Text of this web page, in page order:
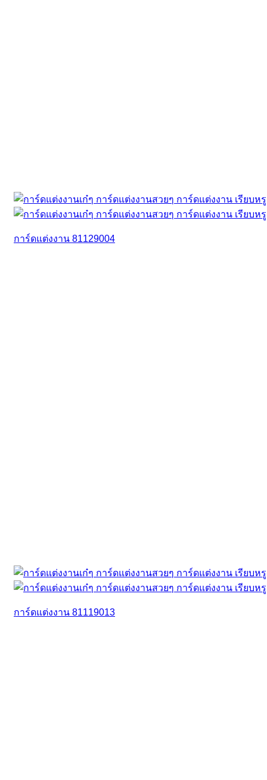
การ์ดแต่งงาน 81129004
การ์ดแต่งงาน 81119013